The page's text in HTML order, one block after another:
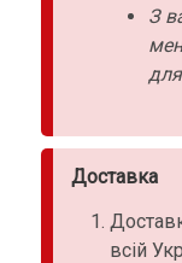
З
Доставка
всій